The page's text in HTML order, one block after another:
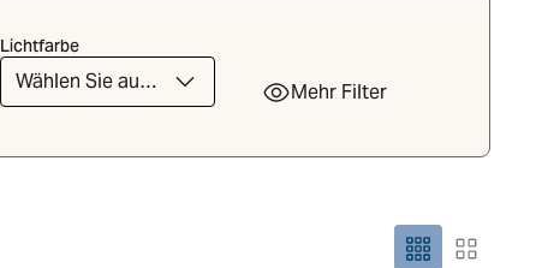
Lichtfarbe
Wählen Sie aus
der Liste
Mehr Filter